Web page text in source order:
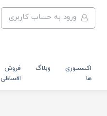
ورود به حساب کاربری
اکسسوری
ها
وبلاگ
فروش
اقساطی